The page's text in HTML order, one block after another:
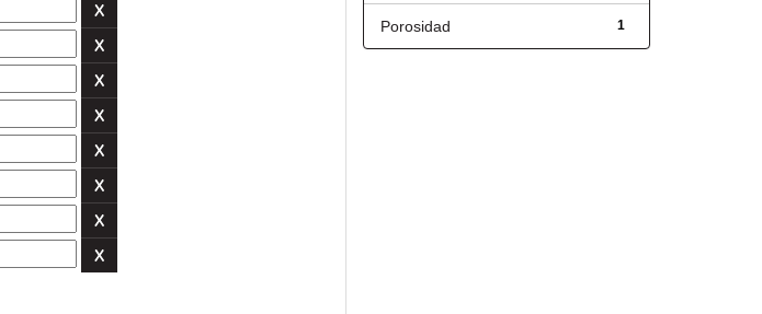
1
Porosidad